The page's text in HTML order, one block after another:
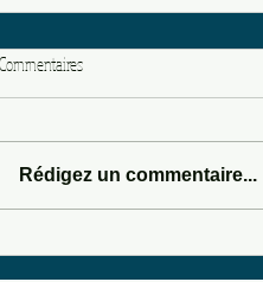
Commentaires
Rédigez un commentaire...